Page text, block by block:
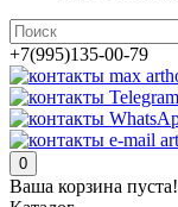
+7(995)135-00-79
0
Ваша корзина пуста!